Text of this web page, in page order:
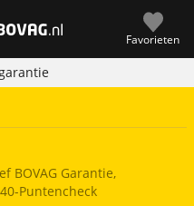
Favorieten
BOVAG Garantie,
Puntencheck